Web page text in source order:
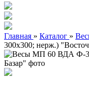
Главная » Каталог »
300х300; нерж.)